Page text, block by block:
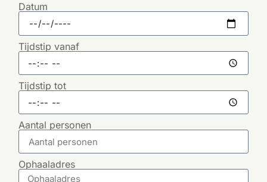
Datum
Tijdstip vanaf
Tijdstip tot
Aantal personen
Ophaaladres